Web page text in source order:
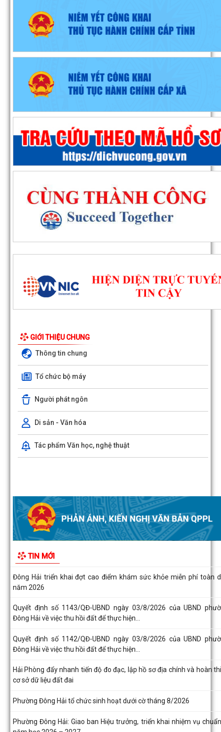
GIỚI THIỆU CHUNG
Thông tin chung
Tổ chức bộ máy
Người phát ngôn
Di sản - Văn hóa
Tác phẩm Văn học, nghệ thuật
TIN MỚI
Đông Hải triển khai công tác giải phóng mặt bằng Dự án đường sắt
Cai - Hà Nội - Hải Phòng
Bàn giao mốc giải phóng mặt bằng Dự án phát triển thành phố
Phòng thích ứng với biến đổi khí...
Đồng chí Chủ tịch UBND phường Đông Hải dự sinh hoạt Chi bộ Tổ
phố Đoạn Xá 1
Quyết định số 1163/QĐ-UBND ngày 04/8/2026 của UBND
Đông Hải về việc công bố Người phát ngôn...
Đông Hải triển khai đợt cao điểm khám sức khỏe miễn phí toàn
năm 2026
Quyết định số 1143/QĐ-UBND ngày 03/8/2026 của UBND
Đông Hải về việc thu hồi đất để thực hiện...
Quyết định số 1142/QĐ-UBND ngày 03/8/2026 của UBND
Đông Hải về việc thu hồi đất để thực hiện...
Hải Phòng đẩy nhanh tiến độ đo đạc, lập hồ sơ địa chính và hoàn
cơ sở dữ liệu đất đai
Phường Đông Hải tổ chức sinh hoạt dưới cờ tháng 8/2026
năm học 2026 – 2027
thu ngân sách nhà nước năm 2026
Phường Đông Hải tham dự trực tuyến Hội nghị toàn quốc quán
Nghị quyết Hội nghị lần thứ ba Ban...